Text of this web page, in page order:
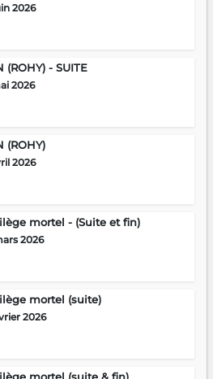
2026
(ROHY) - SUITE
2026
(ROHY)
2026
mortel - (Suite et fin)
2026
mortel (suite)
2026